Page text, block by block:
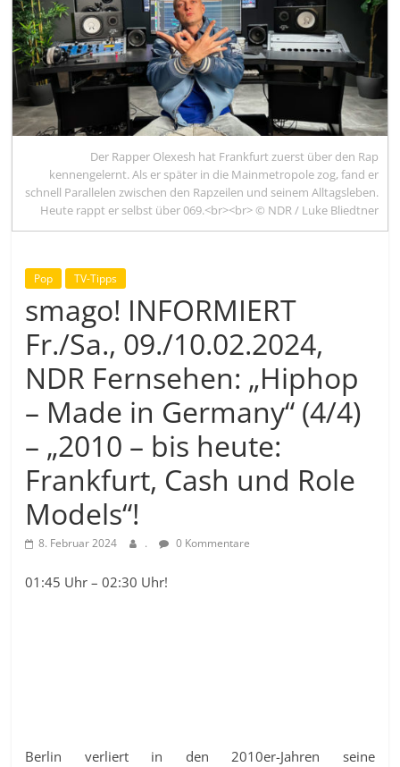
Der Rapper Olexesh hat Frankfurt zuerst über den Rap
kennengelernt. Als er später in die Mainmetropole zog, fand er
schnell Parallelen zwischen den Rapzeilen und seinem Alltagsleben.
Heute rappt er selbst über 069.<br><br> © NDR / Luke Bliedtner
Pop TV-Tipps
smago! INFORMIERT
Fr./Sa., 09./10.02.2024,
NDR Fernsehen: „Hiphop
– Made in Germany“ (4/4)
– „2010 – bis heute:
Frankfurt, Cash und Role
Models“!
8. Februar 2024 . 0 Kommentare
01:45 Uhr – 02:30 Uhr!
Berlin verliert in den 2010er-Jahren seine